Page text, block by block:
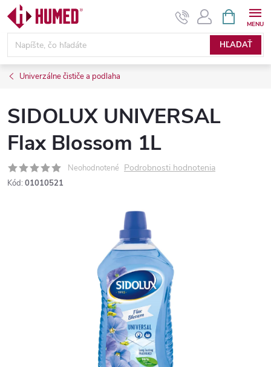
Prejsť
obsah
HĽADAŤ
KOŠÍK
Univerzálne čističe a podlaha
SIDOLUX UNIVERSAL
Flax Blossom 1L
Neohodnotené Podrobnosti hodnotenia
Kód: 01010521